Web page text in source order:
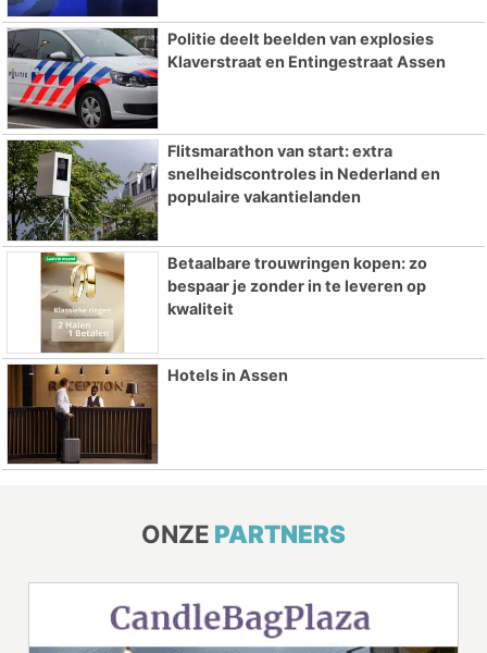
Politie deelt beelden van explosies
Klaverstraat en Entingestraat Assen
Flitsmarathon van start: extra
snelheidscontroles in Nederland en
populaire vakantielanden
Betaalbare trouwringen kopen: zo
bespaar je zonder in te leveren op
kwaliteit
Hotels in Assen
ONZE PARTNERS